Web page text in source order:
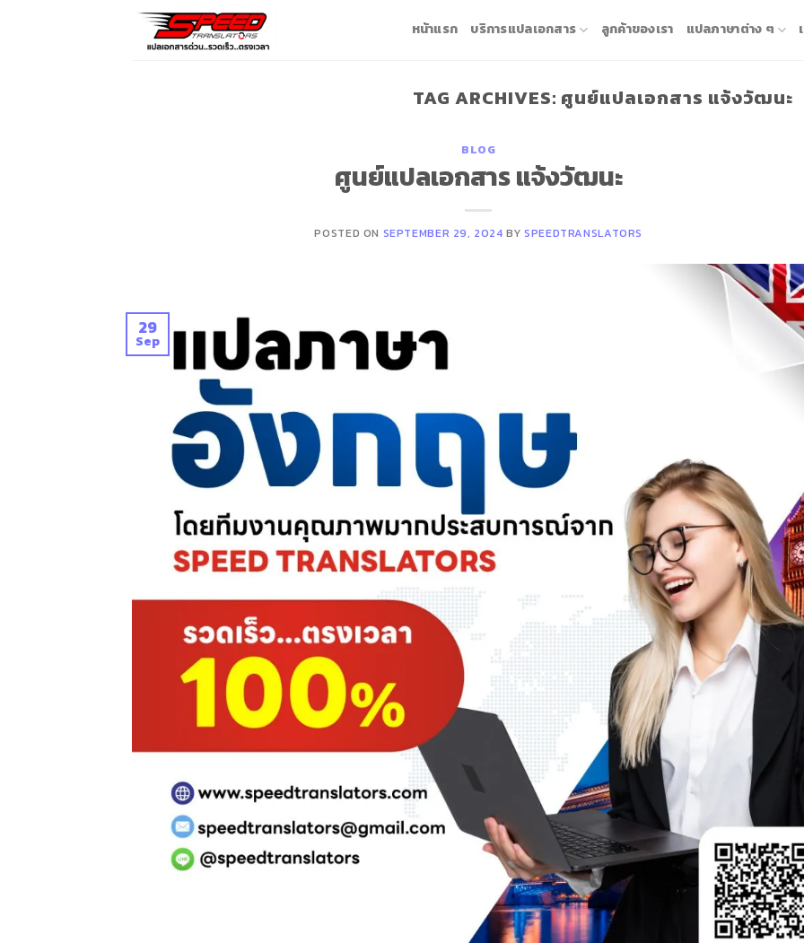
หน้าแรก บริการแปลเอกสาร ลูกค้าของเรา แปลภาษาต่าง ๆ
TAG ARCHIVES: ศูนย์แปลเอกสาร แจ้งวัฒนะ
BLOG
ศูนย์แปลเอกสาร แจ้งวัฒนะ
POSTED ON SEPTEMBER 29, 2024 BYSPEEDTRANSLATORS
29
Sep